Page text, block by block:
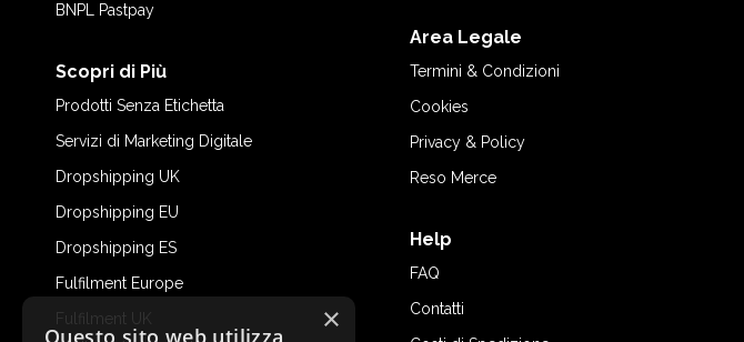
BNPL Pastpay
Scopri di Più
Prodotti Senza Etichetta
Servizi di Marketing Digitale
Dropshipping UK
Dropshipping EU
Dropshipping ES
Fulfilment Europe
Fulfilment UK
Area Legale
Termini & Condizioni
Cookies
Privacy & Policy
Reso Merce
Help
FAQ
Contatti
×
Questo sito web utilizza